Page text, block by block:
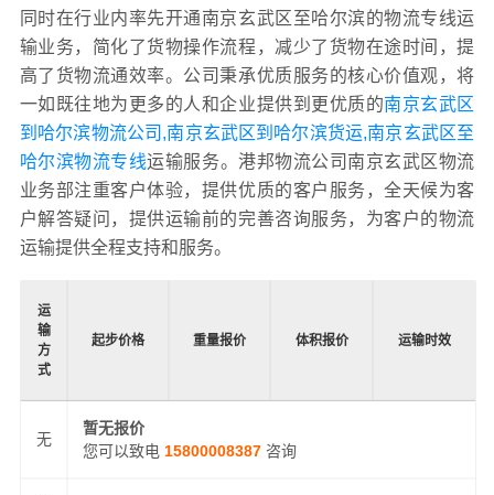
同时在行业内率先开通南京玄武区至哈尔滨的物流专线运
输业务，简化了货物操作流程，减少了货物在途时间，提
高了货物流通效率。公司秉承优质服务的核心价值观，将
一如既往地为更多的人和企业提供到更优质的南京玄武区
到哈尔滨物流公司,南京玄武区到哈尔滨货运,南京玄武区至
哈尔滨物流专线运输服务。港邦物流公司南京玄武区物流
业务部注重客户体验，提供优质的客户服务，全天候为客
户解答疑问，提供运输前的完善咨询服务，为客户的物流
运输提供全程支持和服务。
运
输
方
式
起步价格 重量报价 体积报价 运输时效
无
暂无报价
您可以致电 15800008387 咨询